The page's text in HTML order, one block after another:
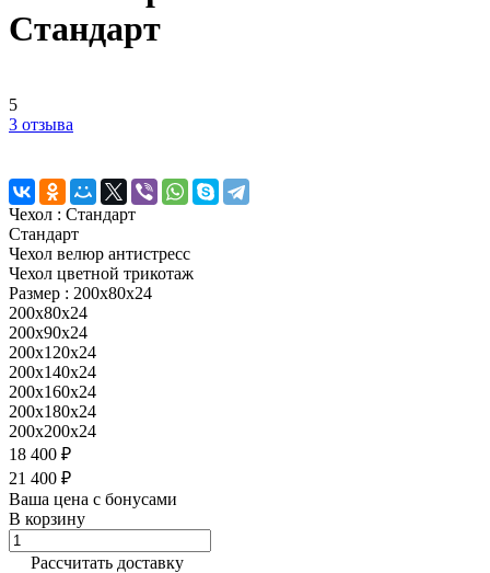
Стандарт
5
3 отзыва
Чехол : Стандарт
Стандарт
Чехол велюр антистресс
Чехол цветной трикотаж
Размер : 200x80x24
200x80x24
200x90x24
200x120x24
200x140x24
200x160x24
200x180x24
200x200x24
18 400 ₽
21 400 ₽
Ваша цена с бонусами
В корзину
Рассчитать доставку